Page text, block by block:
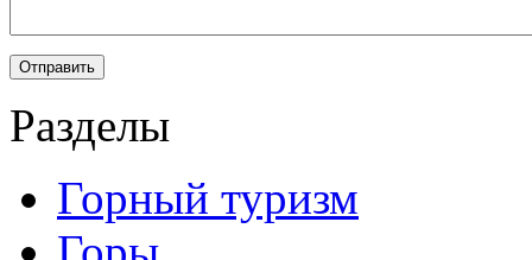
Разделы
Горный туризм